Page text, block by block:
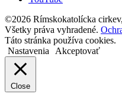
©2026 Rímskokatolícka
Všetky práva vyhradené.
Táto stránka používa cookies.
Nastavenia
Akceptovať
Close